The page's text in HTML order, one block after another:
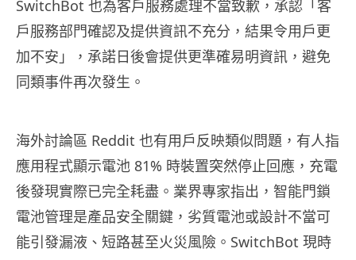
SwitchBot 也為客戶服務處理不當致歉，承認「客
戶服務部門確認及提供資訊不充分，結果令用戶更
加不安」，承諾日後會提供更準確易明資訊，避免
同類事件再次發生。
海外討論區 Reddit 也有用戶反映類似問題，有人指
應用程式顯示電池 81% 時裝置突然停止回應，充電
後發現實際已完全耗盡。業界專家指出，智能門鎖
電池管理是產品安全關鍵，劣質電池或設計不當可
能引發漏液、短路甚至火災風險。SwitchBot 現時